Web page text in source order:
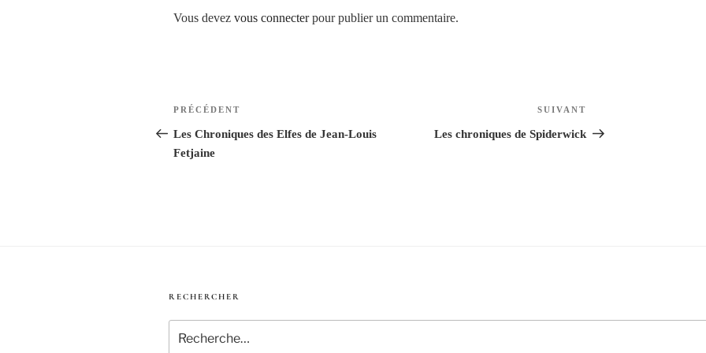
Vous devez vous connecterpour publier un commentaire.
Navigation
de
l’article
Article
précédent
PRÉCÉDENT
Les Chroniques des Elfes de Jean-Louis
Fetjaine
suivant
SUIVANT
Les chroniques de Spiderwick
RECHERCHER
pour